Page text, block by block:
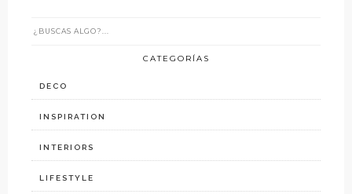
CATEGORÍAS
DECO
INSPIRATION
INTERIORS
LIFESTYLE